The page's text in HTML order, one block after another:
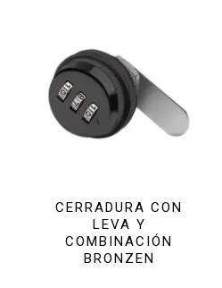
CERRADURA CON
LEVA Y
COMBINACIÓN
BRONZEN